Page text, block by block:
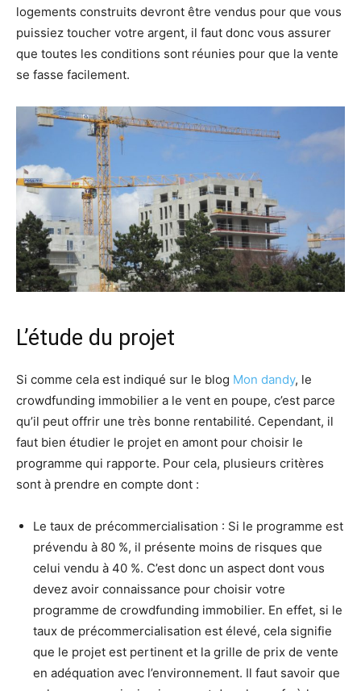
logements construits devront être vendus pour que vous
puissiez toucher votre argent, il faut donc vous assurer
que toutes les conditions sont réunies pour que la vente
se fasse facilement.
L’étude du projet
Si comme cela est indiqué sur le blog Mon dandy, le
crowdfunding immobilier a le vent en poupe, c’est parce
qu’il peut offrir une très bonne rentabilité. Cependant, il
faut bien étudier le projet en amont pour choisir le
programme qui rapporte. Pour cela, plusieurs critères
sont à prendre en compte dont :
Le taux de précommercialisation : Si le programme est
prévendu à 80 %, il présente moins de risques que
celui vendu à 40 %. C’est donc un aspect dont vous
devez avoir connaissance pour choisir votre
programme de crowdfunding immobilier. En effet, si le
taux de précommercialisation est élevé, cela signifie
que le projet est pertinent et la grille de prix de vente
en adéquation avec l’environnement. Il faut savoir que